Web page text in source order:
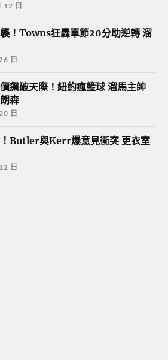
12 日
！Towns狂轟單節20分助逆轉 溜
日
飆破天際！紐約瘋籃球 溜馬主帥
森
日
Butler與Kerr爆意見衝突 更衣室
日